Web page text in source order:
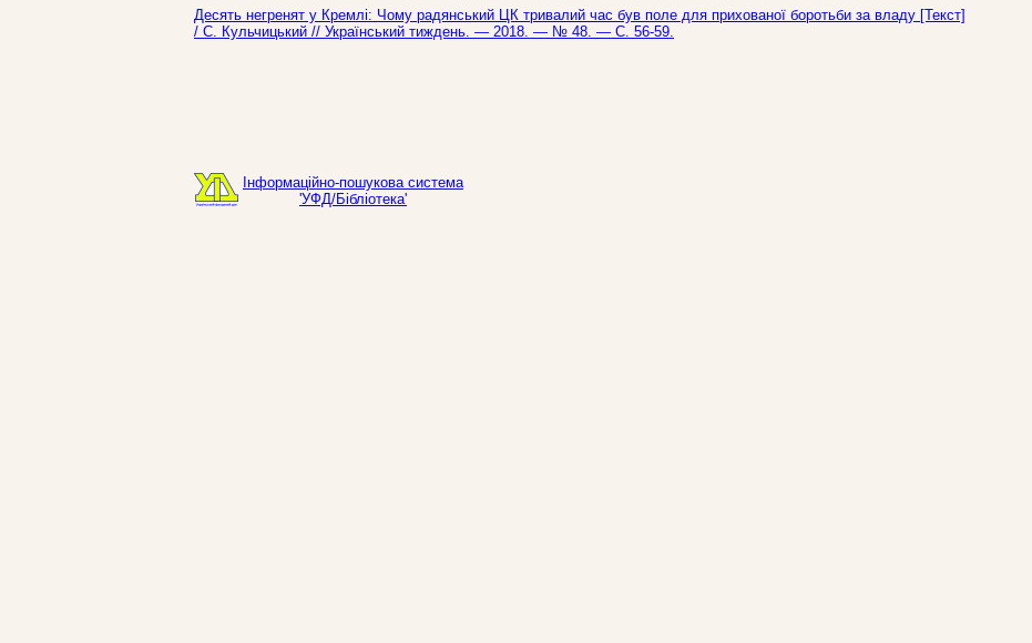
Десять негренят у Кремлі: Чому радянський ЦК тривалий час був поле для прихованої боротьби за владу [Текст]
/ С. Кульчицький // Український тиждень. — 2018. — № 48. — С. 56-59.
Інформаційно-пошукова система
'УФД/Бібліотека'